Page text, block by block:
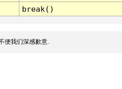
break()
便我们深感歉意.